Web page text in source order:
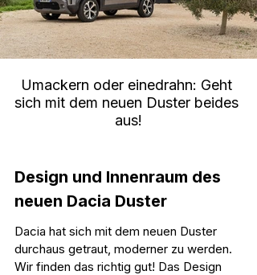
Umackern oder einedrahn: Geht
sich mit dem neuen Duster beides
aus!
Design und Innenraum des
neuen Dacia Duster
Dacia hat sich mit dem neuen Duster
durchaus getraut, moderner zu werden.
Wir finden das richtig gut! Das Design